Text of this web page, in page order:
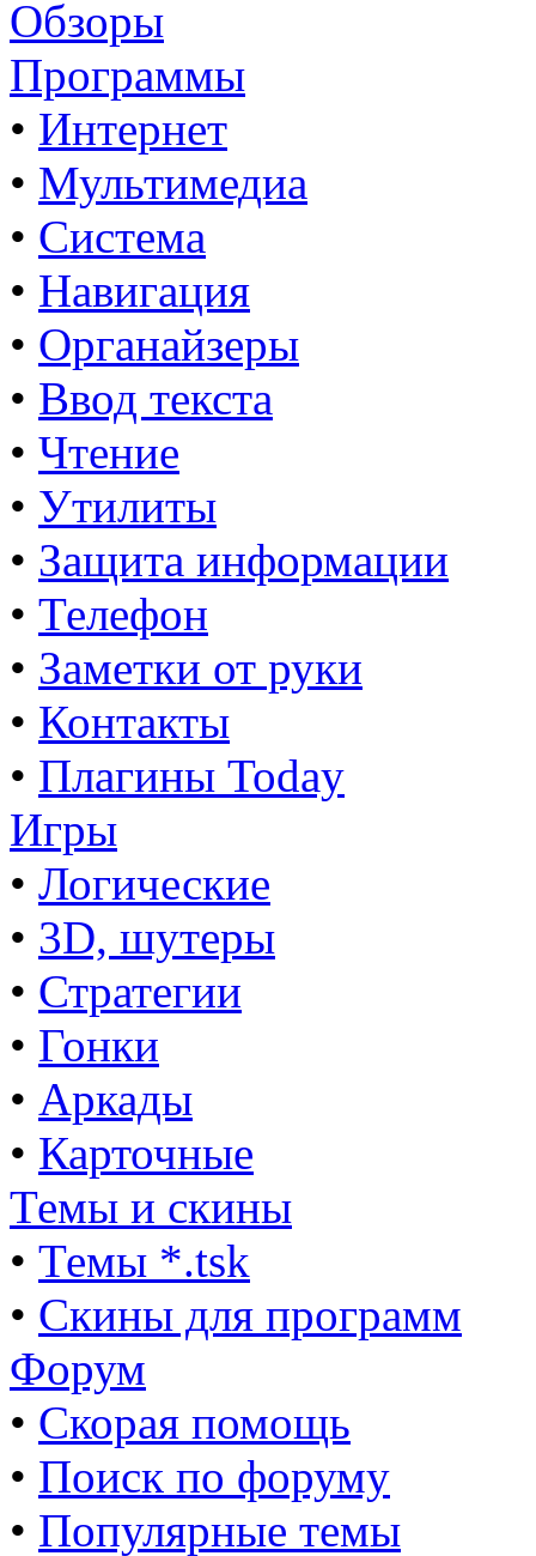
Обзоры
Программы
• Интернет
• Мультимедиа
• Система
• Навигация
• Органайзеры
• Ввод текста
• Чтение
• Утилиты
• Защита информации
• Телефон
• Заметки от руки
• Контакты
• Плагины Today
Игры
• Логические
• 3D, шутеры
• Стратегии
• Гонки
• Аркады
• Карточные
Темы и скины
• Темы *.tsk
• Скины для программ
Форум
• Скорая помощь
• Поиск по форуму
• Популярные темы